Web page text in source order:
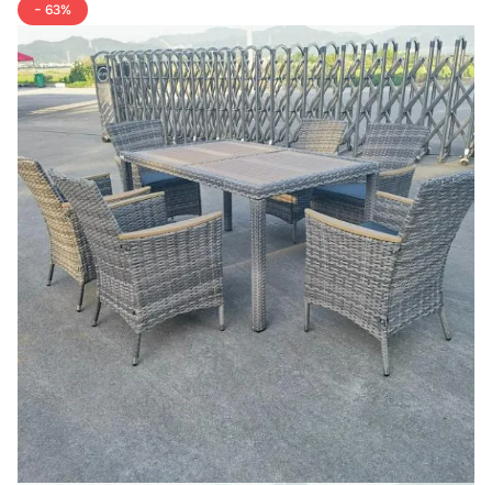
− 63%